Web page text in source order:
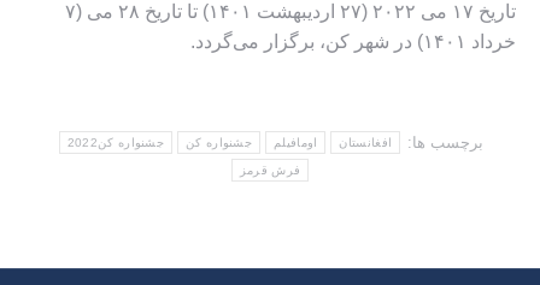
تاریخ ۱۷ می ۲۰۲۲ (۲۷ اردیبهشت ۱۴۰۱) تا تاریخ ۲۸ می (۷
خرداد ۱۴۰۱) در شهر کن، برگزار می‌گردد.
برچسب ها: افغانستان اومافیلم جشنواره کن جشنواره کن2022
فرش قرمز